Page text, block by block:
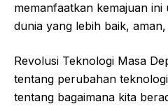
memanfaatkan kemajuan
dunia yang lebih baik,
Revolusi Teknologi Masa
tentang perubahan
tentang bagaimana kita